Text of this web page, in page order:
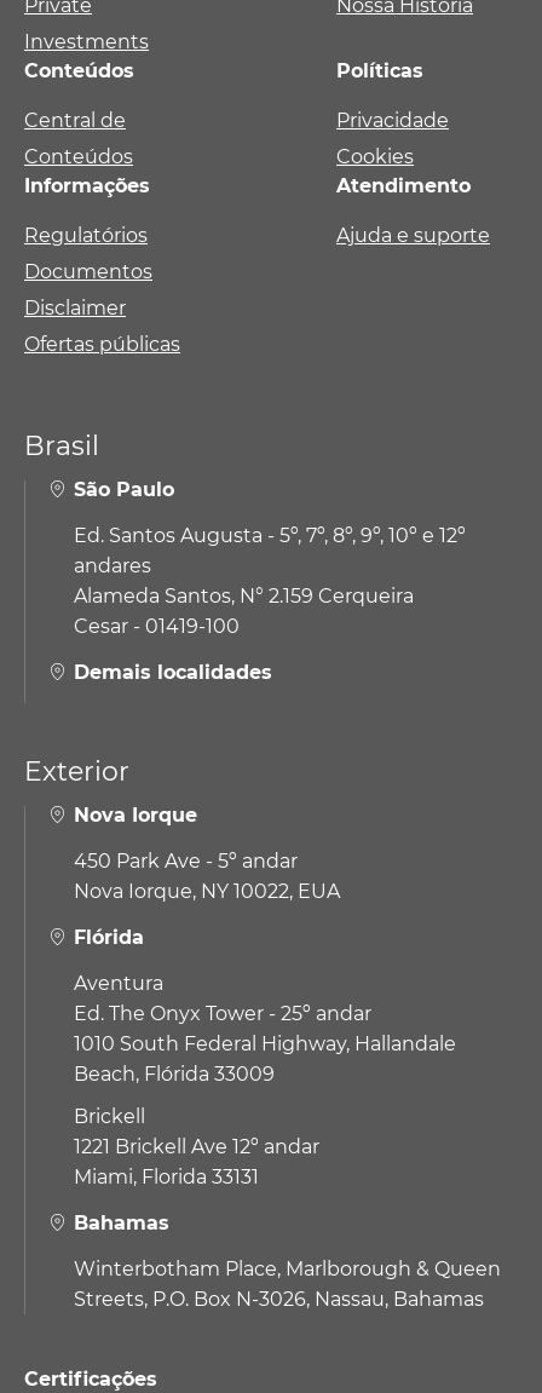
Private
Investments
Nossa História
Conteúdos
Central de
Conteúdos
Políticas
Privacidade
Cookies
Informações
Regulatórios
Documentos
Disclaimer
Ofertas públicas
Atendimento
Ajuda e suporte
Brasil
São Paulo
Ed. Santos Augusta - 5º, 7º, 8º, 9º, 10º e 12º
andares
Alameda Santos, N° 2.159 Cerqueira
Cesar - 01419-100
Demais localidades
Exterior
Nova Iorque
450 Park Ave - 5º andar
Nova Iorque, NY 10022, EUA
Flórida
Aventura
Ed. The Onyx Tower - 25º andar
1010 South Federal Highway, Hallandale
Beach, Flórida 33009
Brickell
1221 Brickell Ave 12º andar
Miami, Florida 33131
Bahamas
Winterbotham Place, Marlborough & Queen
Streets, P.O. Box N-3026, Nassau, Bahamas
Certificações